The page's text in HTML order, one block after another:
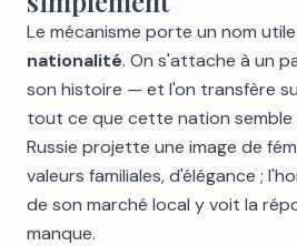
Le mécanisme porte un nom utile
nationalité. On s'attache à un
son histoire — et l'on transfère
tout ce que cette nation semble
Russie projette une image de
valeurs familiales, d'élégance ;
de son marché local y voit la
manque.